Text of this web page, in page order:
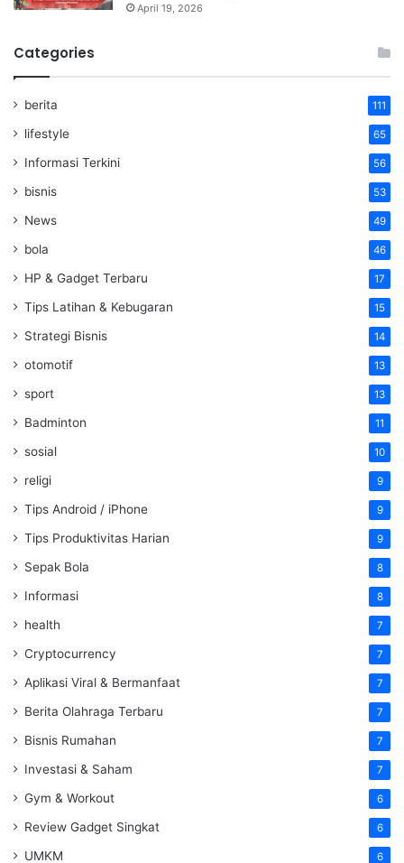
April 19, 2026
Categories
berita 111
lifestyle 65
Informasi Terkini 56
bisnis 53
News 49
bola 46
HP & Gadget Terbaru 17
Tips Latihan & Kebugaran 15
Strategi Bisnis 14
otomotif 13
sport 13
Badminton 11
sosial 10
religi 9
Tips Android / iPhone 9
Tips Produktivitas Harian 9
Sepak Bola 8
Informasi 8
health 7
Cryptocurrency 7
Aplikasi Viral & Bermanfaat 7
Berita Olahraga Terbaru 7
Bisnis Rumahan 7
Investasi & Saham 7
Gym & Workout 6
Review Gadget Singkat 6
UMKM 6